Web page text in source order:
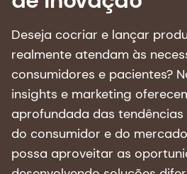
Repositório de dados do
Saúde, Organização Mundial
Clique em aqui
.
3. Saúde Pública da
idosos a manter uma dieta
análise do que funciona.
England, 2 de fevereiro de
22-10-2025]Helping older
Deseja cocriar e lançar
realmente atendam às
consumidores e pacientes?
insights e marketing
aprofundada das
do consumidor e do
possa aproveitar as